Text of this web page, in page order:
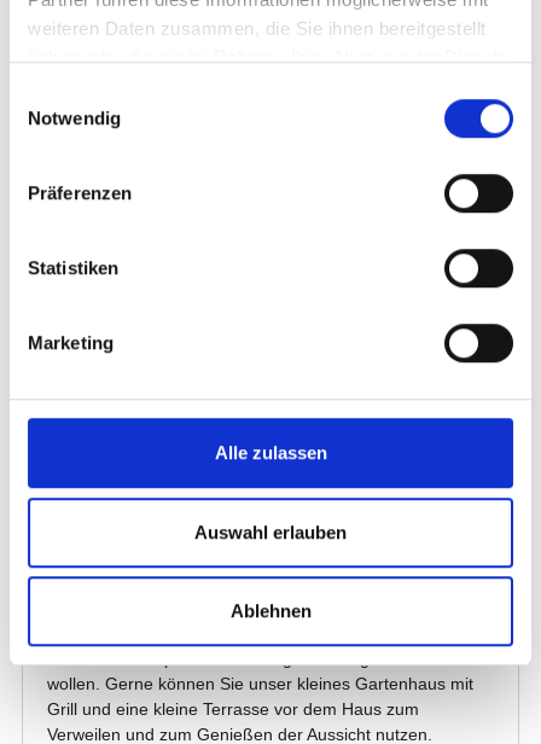
weiteren Daten zusammen, die Sie ihnen bereitgestellt
haben oder die sie im Rahmen Ihrer Nutzung der Dienste
Notwendig
Präferenzen
Statistiken
Marketing
Alle zulassen
Auswahl erlauben
Ablehnen